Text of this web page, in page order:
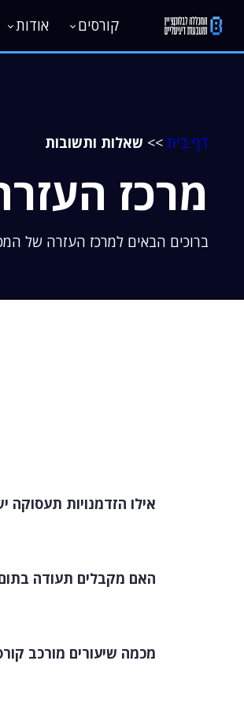
קורסים אודות
דף בית >> שאלות ותשובות
מרכז
ברוכים הבאים למרכז העזרה של
אילו הזדמנויות
האם מקבלים תעודה
מכמה שיעורים מורכב